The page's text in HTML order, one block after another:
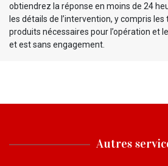
obtiendrez la réponse en moins de 24
les détails de l’intervention, y compris
produits nécessaires pour l’opération et
et est sans engagement.
Autres